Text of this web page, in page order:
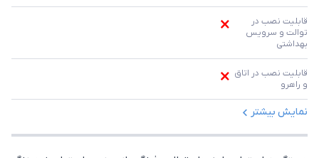
بهداشتی
و راهرو
نمایش بیشتر